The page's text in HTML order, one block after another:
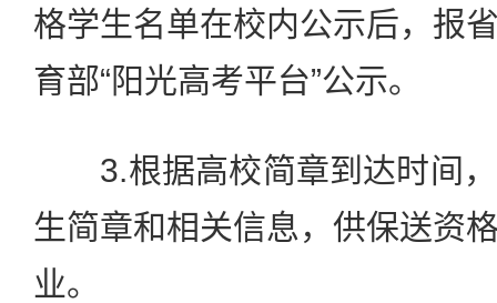
格学生名单在校内公示后，报
育部“阳光高考平台”公示。
3.根据高校简章到达时间，
生简章和相关信息，供保送资
业。